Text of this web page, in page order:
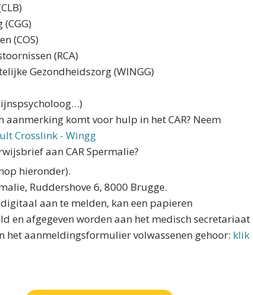
(COS)
(RCA)
Gezondheidszorg (WINGG)
komt voor hulp in het CAR? Neem
Crosslink - Wingg
aan CAR Spermalie?
hieronder).
Ruddershove 6, 8000 Brugge.
aan te melden, kan een papieren
en afgegeven worden aan het medisch secretariaat
het aanmeldingsformulier volwassenen gehoor: klik